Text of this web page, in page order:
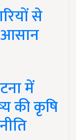
से
में
की कृषि